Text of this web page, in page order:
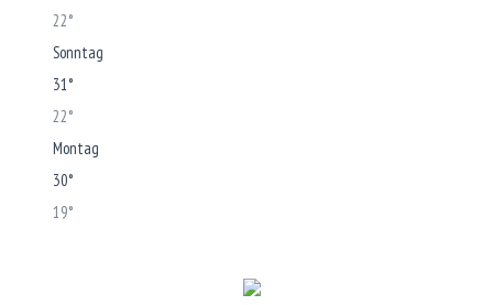
22°
Sonntag
31°
22°
Montag
30°
19°